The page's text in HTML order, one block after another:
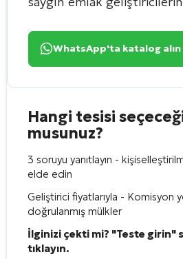
WhatsApp'ta katalog alın
Hangi tesisi
musunuz?
3 soruyu yanıtlayın -
elde edin
Geliştirici fiyatlarıyla - Komisyon
doğrulanmış mülkler
İlginizi çekti mi? "Teste girin"
tıklayın.